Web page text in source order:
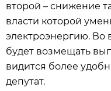
второй – снижение
власти которой
электроэнергию. Во
будет возмещать
видится более
депутат.